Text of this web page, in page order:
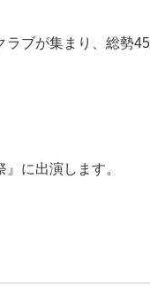
ブが集まり、総勢
に出演します。